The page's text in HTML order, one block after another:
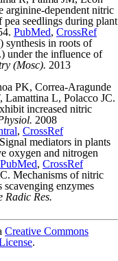
dependent nitric
seedlings during plant
PubMed, CrossRef
in roots of
under the influence of
(Mosc). 2013
PK, Correa-Aragunde
L, Polacco JC.
increased nitric
2008
, CrossRef
mediators in plants
oxygen and nitrogen
PubMed, CrossRef
Mechanisms of nitric
enzymes
Radic Res.
Creative Commons
.